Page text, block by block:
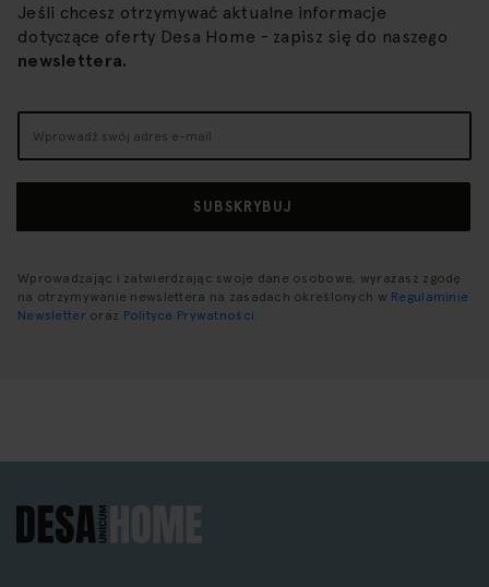
Jeśli chcesz otrzymywać aktualne informacje
dotyczące oferty Desa Home - zapisz się do naszego
newslettera.
nasz
SUBSKRYBUJ
Wprowadzając i zatwierdzając swoje dane osobowe, wyrażasz zgodę
na otrzymywanie newslettera na zasadach określonych w Regulaminie
Newsletter oraz Polityce Prywatności.